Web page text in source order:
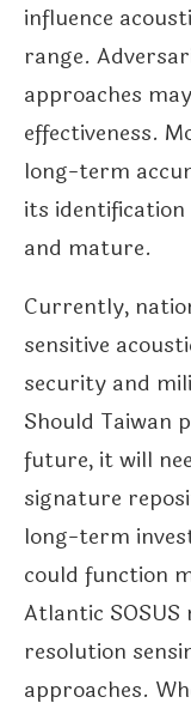
influence
range.
approaches
effectiveness.
long-term
its
and mature.
Currently,
sensitive
security and
Should Taiwan
future, it will
signature
long-term
could function
Atlantic
resolution
approaches.